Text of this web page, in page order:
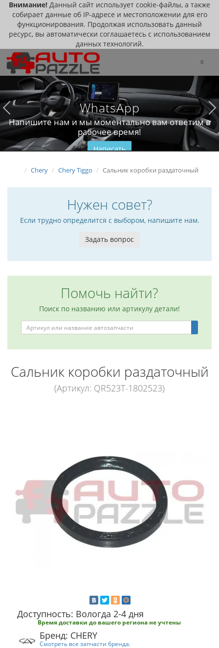
Внимание! Данный сайт использует cookie-файлы, а также
собирает данные об IP-адресе и местоположении для его
функционирования. Продолжая использовать данный
ресурс, вы автоматически соглашаетесь с использованием
данных технологий.
0
WhatsApp
Напишите нам и мы моментально вам ответим в
рабочее время!
Написать
Chery Chery Tiggo Сальник коробки раздаточный
Нужен совет?
Если трудно определится с выбором, напишите нам.
Задать вопрос
Помочь найти?
Поиск по названию или артикулу детали!
Сальник коробки раздаточный
(Артикул: QR523T-1802523)
Доступность: Вологда 2-4 дня
Время доставки до вашего региона не учтены
Бренд: CHERY
Смотреть все запчасти бренда.